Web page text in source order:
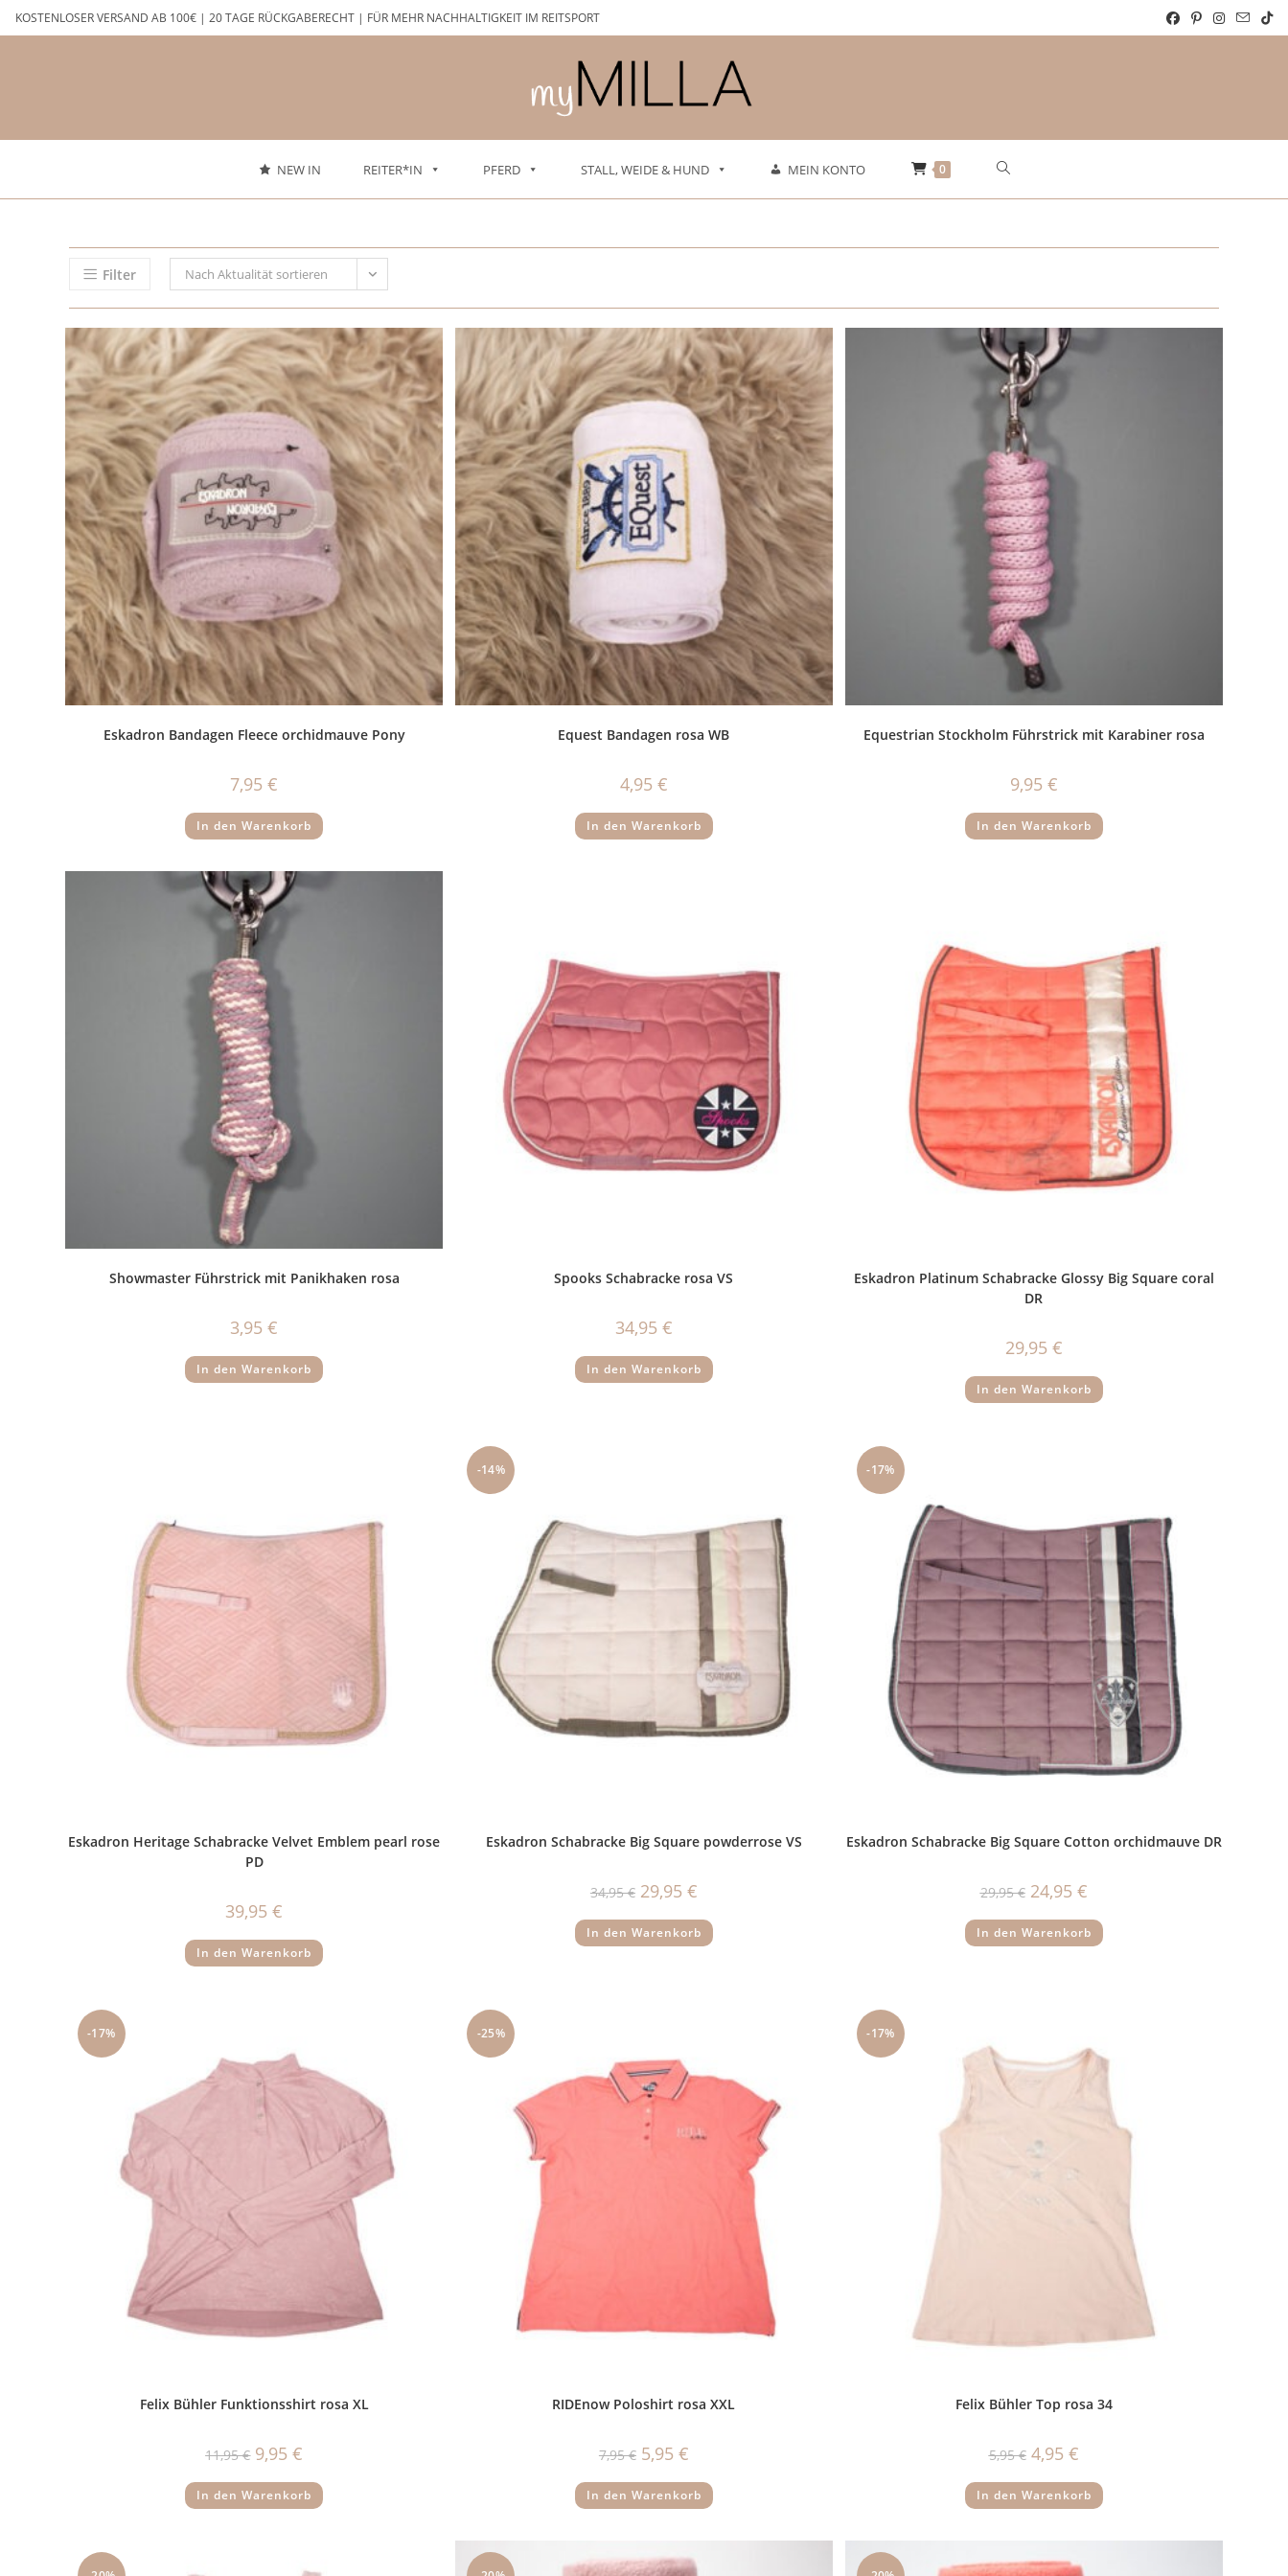
Zum
Inhalt
KOSTENLOSER VERSAND AB 100€ | 20 TAGE RÜCKGABERECHT | FÜR MEHR NACHHALTIGKEIT IM REITSPORT
NEW IN REITER*IN PFERD STALL, WEIDE & HUND MEIN KONTO 0 Website-
Filter Nach Aktualität sortieren
Eskadron Bandagen Fleece orchidmauve Pony
7,95€
In den Warenkorb
Equest Bandagen rosa WB
4,95 €
In den Warenkorb
Equestrian Stockholm Führstrick mit Karabiner rosa
9,95 €
In den Warenkorb
Showmaster Führstrick mit Panikhaken rosa
3,95€
In den Warenkorb
Spooks Schabracke rosa VS
34,95 €
In den Warenkorb
Eskadron Platinum Schabracke Glossy Big Square coral
DR
29,95 €
In den Warenkorb
Eskadron Heritage Schabracke Velvet Emblem pearl rose
PD
39,95€
In den Warenkorb
-14%
Eskadron Schabracke Big Square powderrose VS
34,95€ Ursprünglicher
Preis
34,95 €
29,95 €Aktueller
Preis
29,95 €.
In den Warenkorb
-17%
Eskadron Schabracke Big Square Cotton orchidmauve DR
29,95€ Ursprünglicher
Preis
29,95 €
24,95 €Aktueller
Preis
24,95 €.
In den Warenkorb
-17%
Felix Bühler Funktionsshirt rosa XL
11,95€ Ursprünglicher
Preis
11,95 €
9,95€
9,95 €.
In den Warenkorb
-25%
RIDEnow Poloshirt rosa XXL
7,95€ Ursprünglicher
Preis
7,95 €
5,95 €Aktueller
Preis
5,95 €.
In den Warenkorb
-17%
Felix Bühler Top rosa 34
5,95€ Ursprünglicher
Preis
5,95 €
4,95 €Aktueller
Preis
4,95 €.
In den Warenkorb